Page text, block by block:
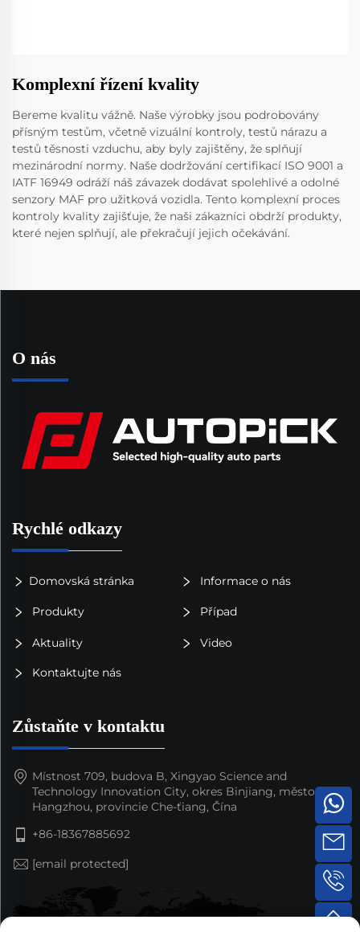
Komplexní řízení kvality
Bereme kvalitu vážně. Naše výrobky jsou podrobovány
přísným testům, včetně vizuální kontroly, testů nárazu a
testů těsnosti vzduchu, aby byly zajištěny, že splňují
mezinárodní normy. Naše dodržování certifikací ISO 9001 a
IATF 16949 odráží náš závazek dodávat spolehlivé a odolné
senzory MAF pro užitková vozidla. Tento komplexní proces
kontroly kvality zajišťuje, že naši zákazníci obdrží produkty,
které nejen splňují, ale překračují jejich očekávání.
O nás
Rychlé odkazy
Domovská stránka Informace o nás
Produkty Případ
Aktuality Video
Kontaktujte nás
Zůstaňte v kontaktu
Místnost 709, budova B, Xingyao Science and
Technology Innovation City, okres Binjiang, město
Hangzhou, provincie Che-ťiang, Čína
+86-18367885692
[email protected]